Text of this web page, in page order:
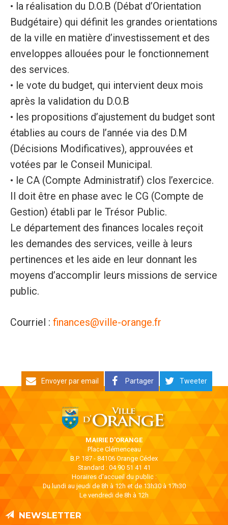
• la réalisation du D.O.B (Débat d’Orientation
Budgétaire) qui définit les grandes orientations
de la ville en matière d’investissement et des
enveloppes allouées pour le fonctionnement
des services.
• le vote du budget, qui intervient deux mois
après la validation du D.O.B
• les propositions d’ajustement du budget sont
établies au cours de l’année via des D.M
(Décisions Modificatives), approuvées et
votées par le Conseil Municipal.
• le CA (Compte Administratif) clos l’exercice.
Il doit être en phase avec le CG (Compte de
Gestion) établi par le Trésor Public.
Le département des finances locales reçoit
les demandes des services, veille à leurs
pertinences et les aide en leur donnant les
moyens d’accomplir leurs missions de service
public.
Courriel : finances@ville-orange.fr
Envoyer par email Partager Tweeter
MAIRIE D'ORANGE
Place Clémenceau
B.P. 187 - 84106 Orange Cédex
Standard : 04 90 51 41 41
Horaires d'accueil du public :
Du lundi au jeudi de 8h à 12h et de 13h30 à 17h30
Le vendredi de 8h à 12h
NEWSLETTER